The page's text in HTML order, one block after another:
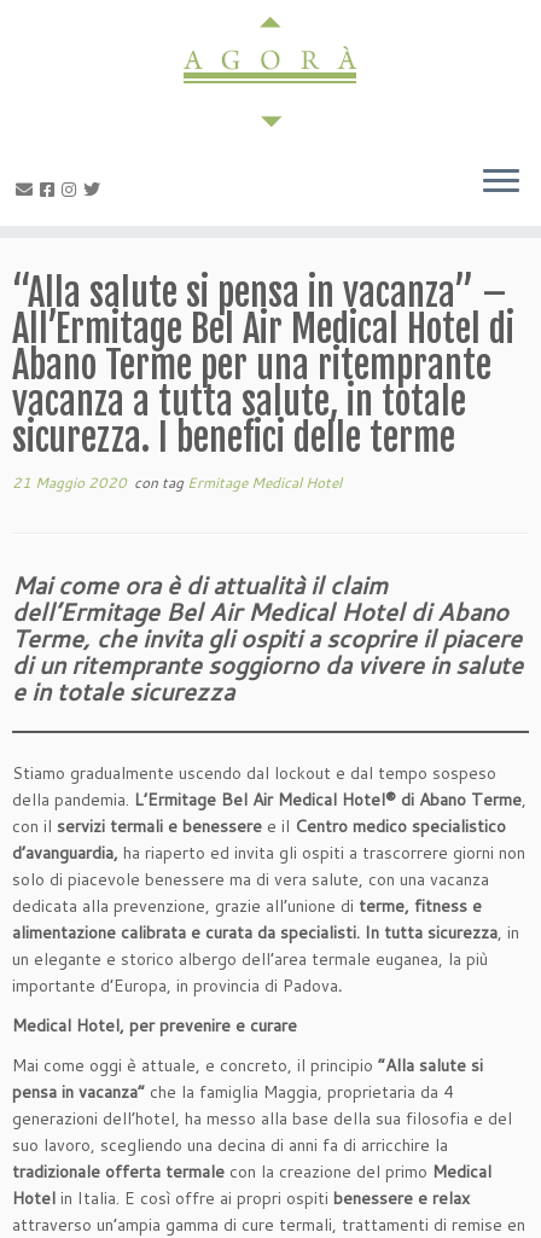
“Alla salute si pensa in vacanza” –
All’Ermitage Bel Air Medical Hotel di
Abano Terme per una ritemprante
vacanza a tutta salute, in totale
sicurezza. I benefici delle terme
21 Maggio 2020con tagErmitage Medical Hotel
Mai come ora è di attualità il claim
dell’Ermitage Bel Air Medical Hotel di Abano
Terme, che invita gli ospiti a scoprire il piacere
di un ritemprante soggiorno da vivere in salute
e in totale sicurezza
Stiamo gradualmente uscendo dal lockout e dal tempo sospeso
della pandemia. L’Ermitage Bel Air Medical Hotel® di Abano Terme,
con il servizi termali e benessere e il Centro medico specialistico
d’avanguardia, ha riaperto ed invita gli ospiti a trascorrere giorni non
solo di piacevole benessere ma di vera salute, con una vacanza
dedicata alla prevenzione, grazie all’unione di terme, fitness e
alimentazione calibrata e curata da specialisti. In tutta sicurezza, in
un elegante e storico albergo dell’area termale euganea, la più
importante d’Europa, in provincia di Padova.
Medical Hotel, per prevenire e curare
Mai come oggi è attuale, e concreto, il principio “Alla salute si
pensa in vacanza” che la famiglia Maggia, proprietaria da 4
generazioni dell’hotel, ha messo alla base della sua filosofia e del
suo lavoro, scegliendo una decina di anni fa di arricchire la
tradizionale offerta termale con la creazione del primo Medical
Hotel in Italia. E così offre ai propri ospiti benessere e relax
attraverso un’ampia gamma di cure termali, trattamenti di remise en